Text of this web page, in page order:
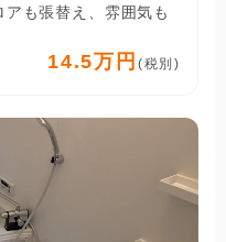
も張替え、雰囲気も
14.5万円 (税別)